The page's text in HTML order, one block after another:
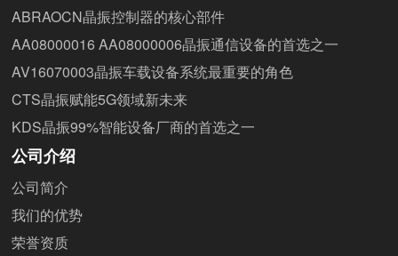
ABRAOCN晶振控制器的核心部件
AA08000016 AA08000006晶振通信设备的首选之一
AV16070003晶振车载设备系统最重要的角色
CTS晶振赋能5G领域新未来
KDS晶振99%智能设备厂商的首选之一
公司介绍
公司简介
我们的优势
荣誉资质